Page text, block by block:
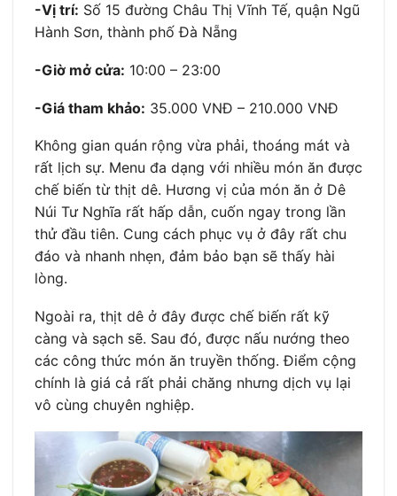
-Vị trí: Số 15 đường Châu Thị Vĩnh Tế, quận Ngũ
Hành Sơn, thành phố Đà Nẵng
-Giờ mở cửa: 10:00 – 23:00
-Giá tham khảo: 35.000 VNĐ – 210.000 VNĐ
Không gian quán rộng vừa phải, thoáng mát và
rất lịch sự. Menu đa dạng với nhiều món ăn được
chế biến từ thịt dê. Hương vị của món ăn ở Dê
Núi Tư Nghĩa rất hấp dẫn, cuốn ngay trong lần
thử đầu tiên. Cung cách phục vụ ở đây rất chu
đáo và nhanh nhẹn, đảm bảo bạn sẽ thấy hài
lòng.
Ngoài ra, thịt dê ở đây được chế biến rất kỹ
càng và sạch sẽ. Sau đó, được nấu nướng theo
các công thức món ăn truyền thống. Điểm cộng
chính là giá cả rất phải chăng nhưng dịch vụ lại
vô cùng chuyên nghiệp.